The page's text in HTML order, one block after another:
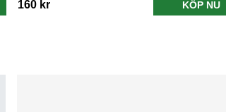
160 kr KÖP NU